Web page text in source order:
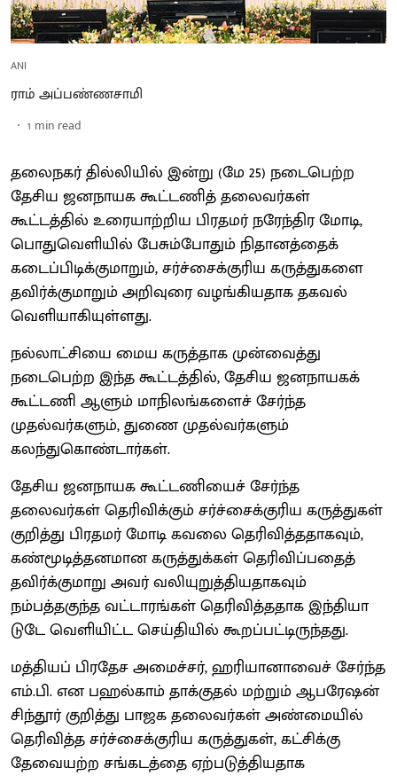
ANI
ராம் அப்பண்ணசாமி
1 min read
தலைநகர் தில்லியில் இன்று (மே 25) நடைபெற்ற
தேசிய ஜனநாயக கூட்டணித் தலைவர்கள்
கூட்டத்தில் உரையாற்றிய பிரதமர் நரேந்திர மோடி,
பொதுவெளியில் பேசும்போதும் நிதானத்தைக்
கடைப்பிடிக்குமாறும், சர்ச்சைக்குரிய கருத்துகளை
தவிர்க்குமாறும் அறிவுரை வழங்கியதாக தகவல்
வெளியாகியுள்ளது.
நல்லாட்சியை மைய கருத்தாக முன்வைத்து
நடைபெற்ற இந்த கூட்டத்தில், தேசிய ஜனநாயகக்
கூட்டணி ஆளும் மாநிலங்களைச் சேர்ந்த
முதல்வர்களும், துணை முதல்வர்களும்
கலந்துகொண்டார்கள்.
தேசிய ஜனநாயக கூட்டணியைச் சேர்ந்த
தலைவர்கள் தெரிவிக்கும் சர்ச்சைக்குரிய கருத்துகள்
குறித்து பிரதமர் மோடி கவலை தெரிவித்ததாகவும்,
கண்மூடித்தனமான கருத்துக்கள் தெரிவிப்பதைத்
தவிர்க்குமாறு அவர் வலியுறுத்தியதாகவும்
நம்பத்தகுந்த வட்டாரங்கள் தெரிவித்ததாக இந்தியா
டுடே வெளியிட்ட செய்தியில் கூறப்பட்டிருந்தது.
மத்தியப் பிரதேச அமைச்சர், ஹரியானாவைச் சேர்ந்த
எம்.பி. என பஹல்காம் தாக்குதல் மற்றும் ஆபரேஷன்
சிந்தூர் குறித்து பாஜக தலைவர்கள் அண்மையில்
தெரிவித்த சர்ச்சைக்குரிய கருத்துகள், கட்சிக்கு
தேவையற்ற சங்கடத்தை ஏற்படுத்தியதாக